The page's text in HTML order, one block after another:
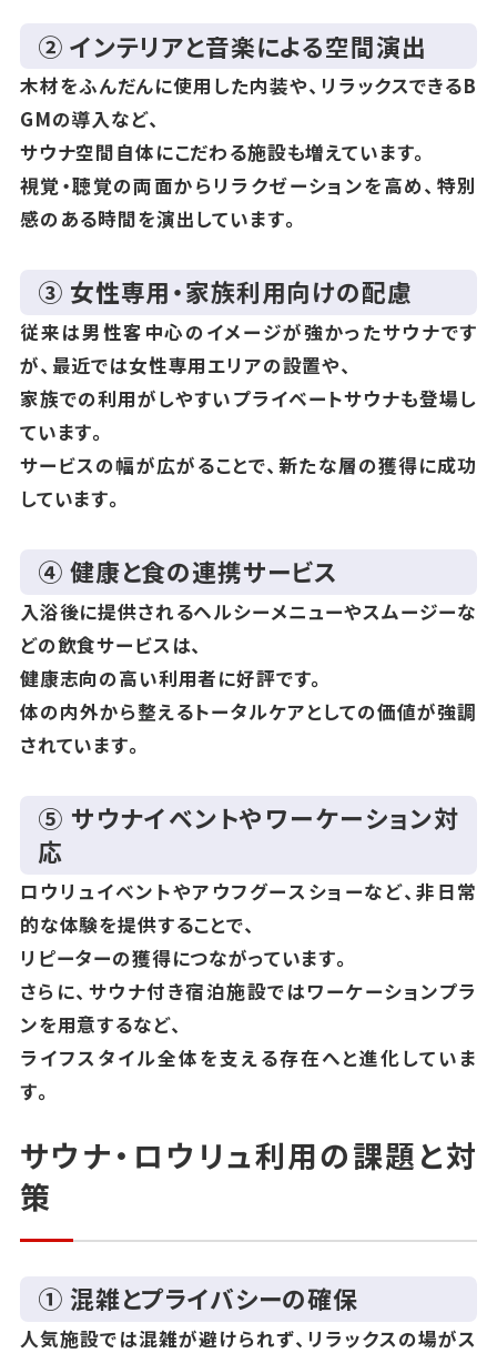
② インテリアと音楽による空間演出
木材をふんだんに使用した内装や、リラックスできるB
GMの導入など、
サウナ空間自体にこだわる施設も増えています。
視覚・聴覚の両面からリラクゼーションを高め、特別
感のある時間を演出しています。
③ 女性専用・家族利用向けの配慮
従来は男性客中心のイメージが強かったサウナです
が、最近では女性専用エリアの設置や、
家族での利用がしやすいプライベートサウナも登場し
ています。
サービスの幅が広がることで、新たな層の獲得に成功
しています。
④ 健康と食の連携サービス
入浴後に提供されるヘルシーメニューやスムージーな
どの飲食サービスは、
健康志向の高い利用者に好評です。
体の内外から整えるトータルケアとしての価値が強調
されています。
⑤ サウナイベントやワーケーション対
応
ロウリュイベントやアウフグースショーなど、非日常
的な体験を提供することで、
リピーターの獲得につながっています。
さらに、サウナ付き宿泊施設ではワーケーションプラ
ンを用意するなど、
ライフスタイル全体を支える存在へと進化していま
す。
サウナ・ロウリュ利用の課題と対
策
① 混雑とプライバシーの確保
人気施設では混雑が避けられず、リラックスの場がス